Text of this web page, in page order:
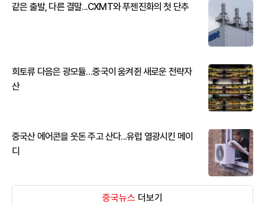
같은 출발, 다른 결말...CXMT와 푸젠진화의 첫 단추
희토류 다음은 광모듈…중국이 움켜쥔 새로운 전략자
산
중국산 에어콘을 웃돈 주고 산다...유럽 열광시킨 메이
디
중국뉴스 더보기